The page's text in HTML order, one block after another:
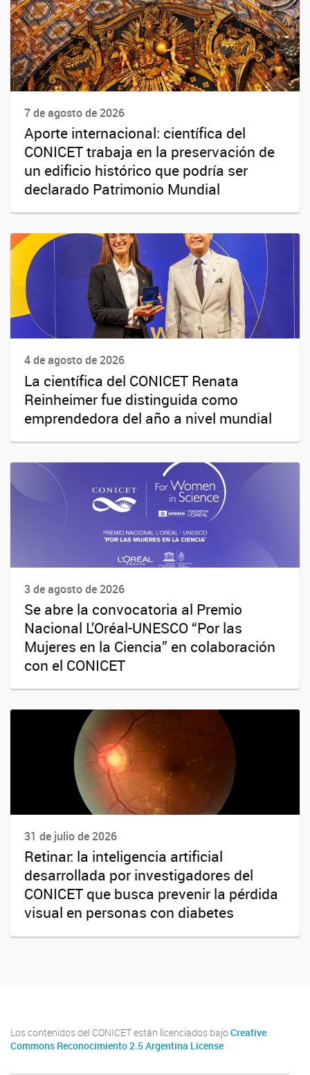
7 de agosto de 2026
Aporte internacional: científica del
CONICET trabaja en la preservación de
un edificio histórico que podría ser
declarado Patrimonio Mundial
4 de agosto de 2026
La científica del CONICET Renata
Reinheimer fue distinguida como
emprendedora del año a nivel mundial
3 de agosto de 2026
Se abre la convocatoria al Premio
Nacional L’Oréal-UNESCO “Por las
Mujeres en la Ciencia” en colaboración
con el CONICET
31 de julio de 2026
Retinar: la inteligencia artificial
desarrollada por investigadores del
CONICET que busca prevenir la pérdida
visual en personas con diabetes
Los contenidos del CONICET están licenciados bajo Creative
Commons Reconocimiento 2.5 Argentina License